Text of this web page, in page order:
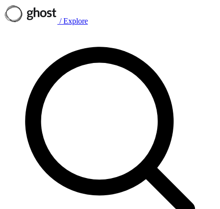
/ Explore